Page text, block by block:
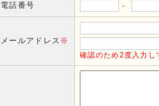
電話番号 -
メールアドレス ※
確認のため2度入力し